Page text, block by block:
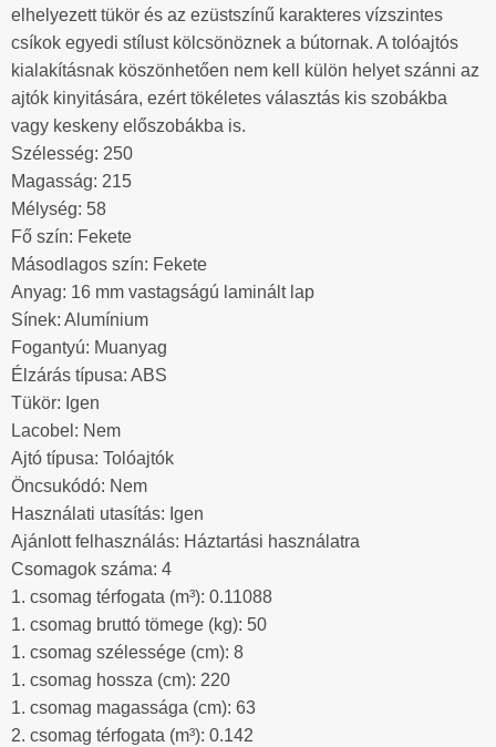
elhelyezett tükör és az ezüstszínű karakteres vízszintes
csíkok egyedi stílust kölcsönöznek a bútornak. A tolóajtós
kialakításnak köszönhetően nem kell külön helyet szánni az
ajtók kinyitására, ezért tökéletes választás kis szobákba
vagy keskeny előszobákba is.
Szélesség: 250
Magasság: 215
Mélység: 58
Fő szín: Fekete
Másodlagos szín: Fekete
Anyag: 16 mm vastagságú laminált lap
Sínek: Alumínium
Fogantyú: Muanyag
Élzárás típusa: ABS
Tükör: Igen
Lacobel: Nem
Ajtó típusa: Tolóajtók
Öncsukódó: Nem
Használati utasítás: Igen
Ajánlott felhasználás: Háztartási használatra
Csomagok száma: 4
1. csomag térfogata (m³): 0.11088
1. csomag bruttó tömege (kg): 50
1. csomag szélessége (cm): 8
1. csomag hossza (cm): 220
1. csomag magassága (cm): 63
2. csomag térfogata (m³): 0.142